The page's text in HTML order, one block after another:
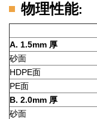
物理性能:
A. 1.5mm 厚
砂面
HDPE面
PE面
B. 2.0mm 厚
砂面